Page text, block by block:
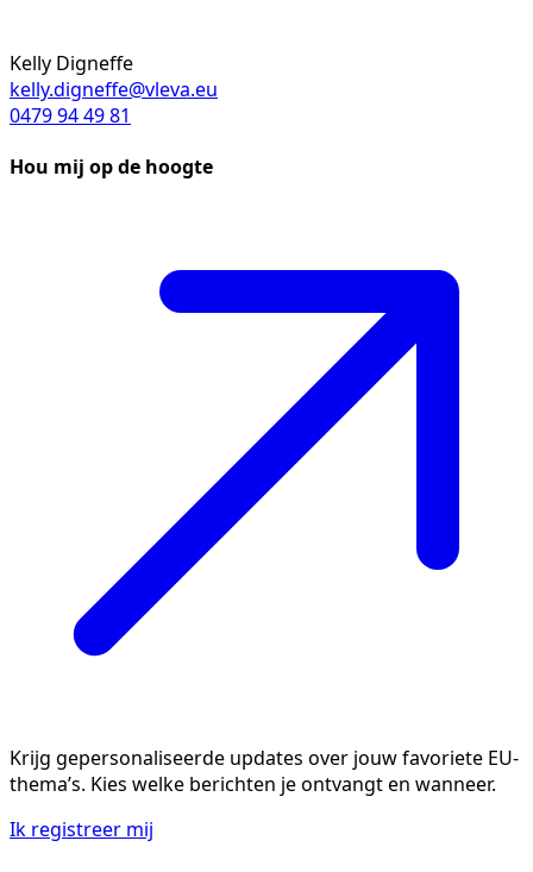
Kelly Digneffe
kelly.digneffe@vleva.eu
0479 94 49 81
Hou mij op de hoogte
Krijg gepersonaliseerde updates over jouw favoriete EU-
thema’s. Kies welke berichten je ontvangt en wanneer.
Ik registreer mij